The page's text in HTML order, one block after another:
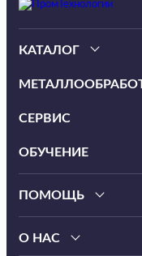
КАТАЛОГ
СЕРВИС
ОБУЧЕНИЕ
ПОМОЩЬ
О НАС